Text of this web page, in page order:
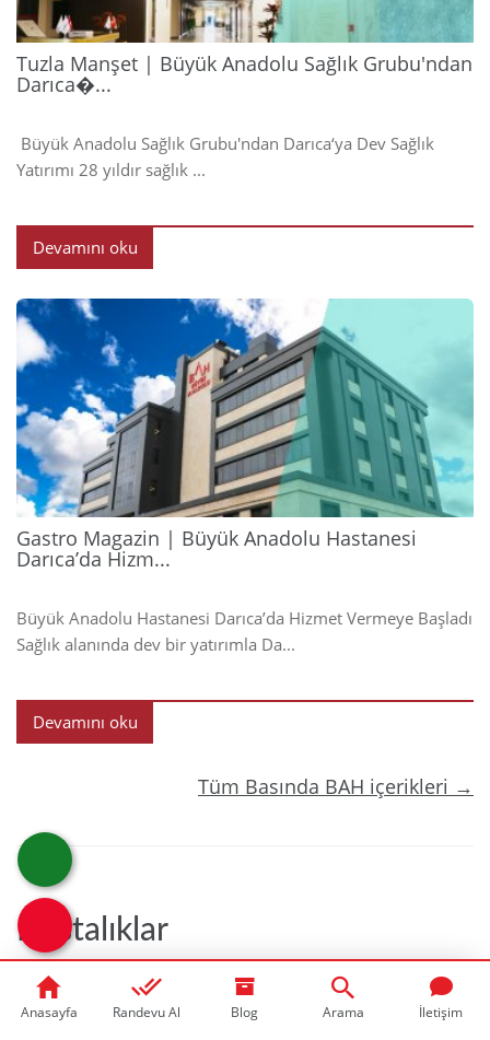
Tuzla Manşet | Büyük Anadolu Sağlık Grubu'ndan
Darıca�...
Büyük Anadolu Sağlık Grubu'ndan Darıca‘ya Dev Sağlık
Yatırımı 28 yıldır sağlık ...
Devamını oku
2024
Gastro Magazin | Büyük Anadolu Hastanesi
Darıca’da Hizm...
Büyük Anadolu Hastanesi Darıca’da Hizmet Vermeye Başladı
Sağlık alanında dev bir yatırımla Da...
Devamını oku
Tüm Basında BAH içerikleri →
Hastalıklar
Anasayfa Randevu Al Blog Arama İletişim